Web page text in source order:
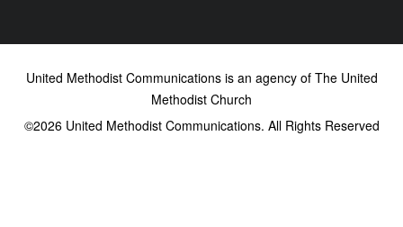
United Methodist Communications is an agency of The United
Methodist Church
©2026United Methodist Communications. All Rights Reserved